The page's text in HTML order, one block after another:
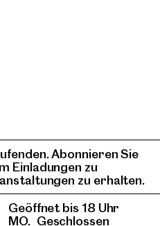
Geöffnet bis 18 Uhr
MO. Geschlossen
Abonnieren Sie
Einladungen zu
zu erhalten.